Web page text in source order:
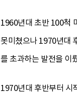
1960년대 초반 100척
못미쳤으나 1970년대
를 초과하는 발전을 이
1970년대 후반부터 시